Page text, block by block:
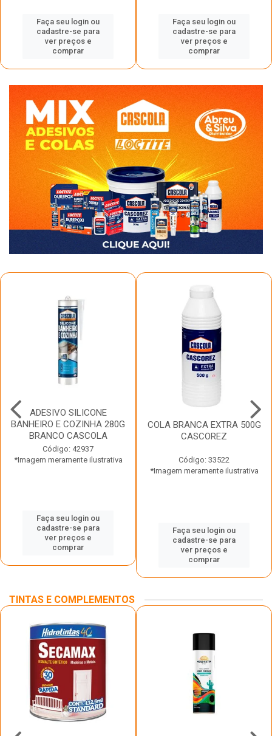
Faça seu login ou
cadastre-se para
ver preços e
comprar
Faça seu login ou
cadastre-se para
ver preços e
comprar
ADESIVO SILICONE
BANHEIRO E COZINHA 280G
BRANCO CASCOLA
Código: 42937
*Imagem meramente ilustrativa
Faça seu login ou
cadastre-se para
ver preços e
comprar
COLA BRANCA EXTRA 500G
CASCOREZ
Código: 33522
*Imagem meramente ilustrativa
Faça seu login ou
cadastre-se para
ver preços e
comprar
TINTAS E COMPLEMENTOS